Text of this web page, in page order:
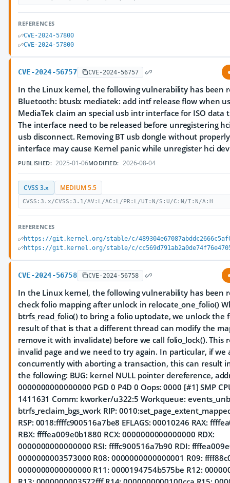
REFERENCES
CVE-2024-57800
CVE-2024-57800
CVE-2024-56757 CVE-2024-56757
In the Linux kernel, the following vulnerability has been
Bluetooth: btusb: mediatek: add intf release flow when
MediaTek claim an special usb intr interface for ISO data
The interface need to be released before unregistering
usb disconnect. Removing BT usb dongle without
interface may cause Kernel panic while unregister hci
PUBLISHED: 2025-01-06MODIFIED: 2026-08-04
CVSS 3.x MEDIUM 5.5
CVSS:3.x/CVSS:3.1/AV:L/AC:L/PR:L/UI:N/S:U/C:N/I:N/A:H
REFERENCES
https://git.kernel.org/stable/c/
https://git.kernel.org/stable/c/
CVE-2024-56758 CVE-2024-56758
In the Linux kernel, the following vulnerability has been
check folio mapping after unlock in relocate_one_folio()
btrfs_read_folio() to bring a folio uptodate, we unlock the
result of that is that a different thread can modify the
remove it with invalidate) before we call folio_lock(). This
invalid page and we need to try again. In particular, if we
concurrently with aborting a transaction, this can result
the following: BUG: kernel NULL pointer dereference,
0000000000000000 PGD 0 P4D 0 Oops: 0000 [#1] SMP
1411631 Comm: kworker/u322:5 Workqueue:
btrfs_reclaim_bgs_work RIP:
RSP: 0018:ffffc900516a7be8 EFLAGS: 00010246 RAX:
RBX: ffffea009e0b1880 RCX: 0000000000000000 RDX:
0000000000000000 RSI: ffffc900516a7b90 RDI:
0000000003573000 R08: 0000000000000001 R09:
0000000000000000 R11: 0000194754b575be R12: